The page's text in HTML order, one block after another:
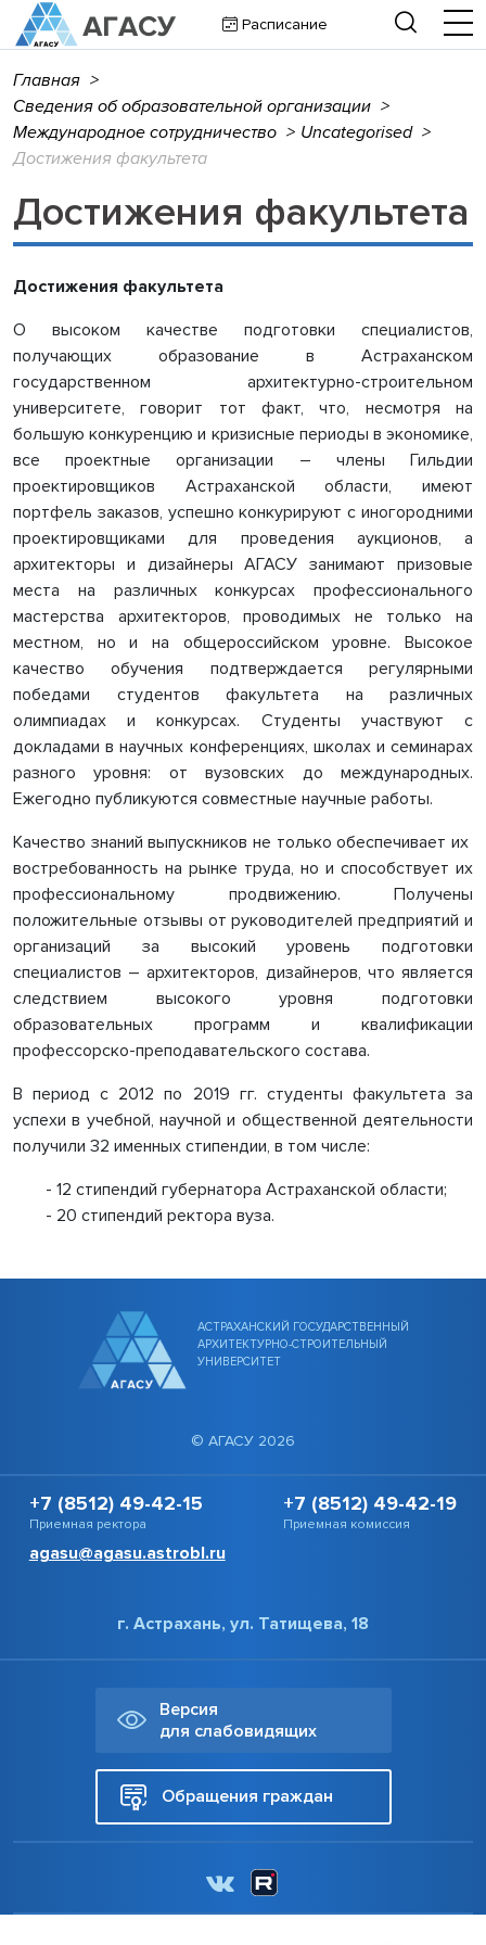
Расписание
Главная >
Сведения об образовательной организации >
Международное сотрудничество > Uncategorised >
Достижения факультета
Достижения факультета
Достижения факультета
О высоком качестве подготовки специалистов,
получающих образование в Астраханском
государственном архитектурно-строительном
университете, говорит тот факт, что, несмотря на
большую конкуренцию и кризисные периоды в экономике,
все проектные организации – члены Гильдии
проектировщиков Астраханской области, имеют
портфель заказов, успешно конкурируют с иногородними
проектировщиками для проведения аукционов, а
архитекторы и дизайнеры АГАСУ занимают призовые
места на различных конкурсах профессионального
мастерства архитекторов, проводимых не только на
местном, но и на общероссийском уровне. Высокое
качество обучения подтверждается регулярными
победами студентов факультета на различных
олимпиадах и конкурсах. Студенты участвуют с
докладами в научных конференциях, школах и семинарах
разного уровня: от вузовских до международных.
Ежегодно публикуются совместные научные работы.
Качество знаний выпускников не только обеспечивает их
востребованность на рынке труда, но и способствует их
профессиональному продвижению. Получены
положительные отзывы от руководителей предприятий и
организаций за высокий уровень подготовки
специалистов – архитекторов, дизайнеров, что является
следствием высокого уровня подготовки
образовательных программ и квалификации
профессорско-преподавательского состава.
В период с 2012 по 2019 гг. студенты факультета за
успехи в учебной, научной и общественной деятельности
получили 32 именных стипендии, в том числе:
- 12 стипендий губернатора Астраханской области;
- 20 стипендий ректора вуза.
АСТРАХАНСКИЙ ГОСУДАРСТВЕННЫЙ
АРХИТЕКТУРНО-СТРОИТЕЛЬНЫЙ
УНИВЕРСИТЕТ
© АГАСУ 2026
+7 (8512) 49-42-15
Приемная ректора
agasu@agasu.astrobl.ru
+7 (8512) 49-42-19
Приемная комиссия
г. Астрахань, ул. Татищева, 18
Версия
для слабовидящих
Обращения граждан